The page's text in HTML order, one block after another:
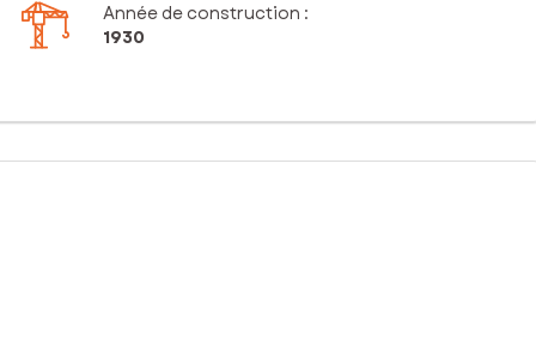
Année de construction :
1930